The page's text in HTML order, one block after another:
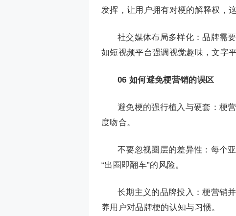
发挥，让用户拥有对梗的解释权，
社交媒体布局多样化：品牌需
如短视频平台强调视觉趣味，文字
06 如何避免梗营销的误区
避免梗的强行植入与硬套：梗
度吻合。
不要忽视圈层的差异性：每个
“出圈即翻车”的风险。
长期主义的品牌投入：梗营销
养用户对品牌梗的认知与习惯。